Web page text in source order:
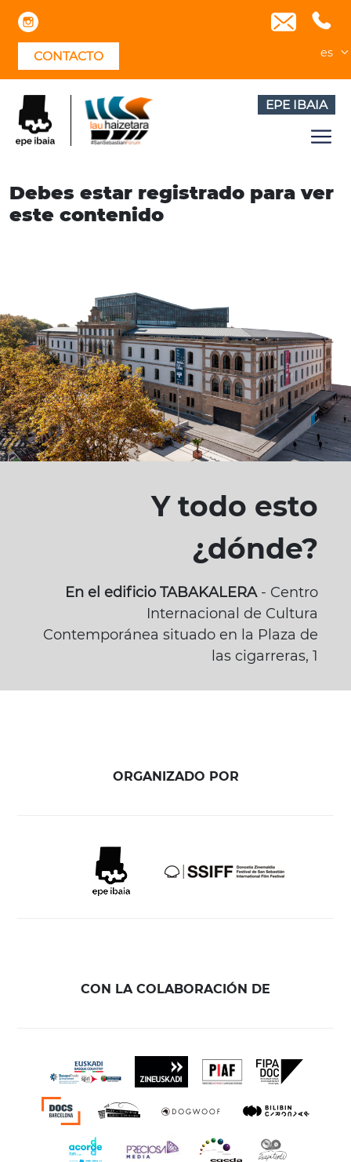
Skip
contentCONTACTO es
EPE IBAIA
Debes estar registrado para ver
este contenido
Y todo esto
¿dónde?
En el edificio TABAKALERA- Centro
Internacional de Cultura
Contemporánea situado en la Plaza de
las cigarreras, 1
ORGANIZADO POR
CON LA COLABORACIÓN DE